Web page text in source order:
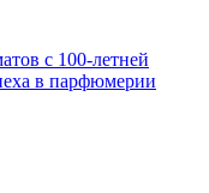
с 100-летней
в парфюмерии